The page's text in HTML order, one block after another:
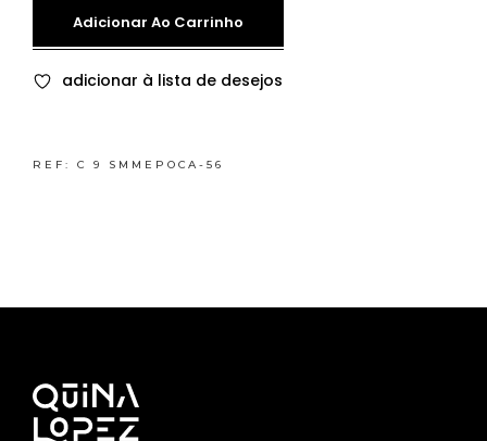
Adicionar Ao Carrinho
adicionar à lista de desejos
REF: C 9 SMMEPOCA-56